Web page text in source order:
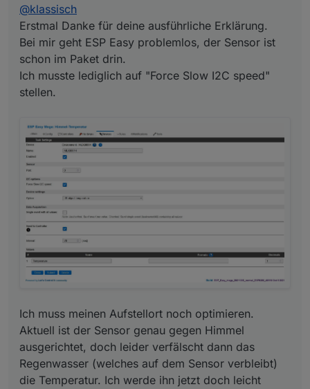
doch leider verfälscht dann das Regenwasser
(welches auf dem Sensor verbleibt) die Temperatur.
Ich werde ihn jetzt doch leicht schräg anbringen,
@klassisch
Erstmal Danke für deine ausführliche Erklärung.
Bei mir geht ESP Easy problemlos, der Sensor ist
schon im Paket drin.
Ich musste lediglich auf "Force Slow I2C speed"
stellen.
Ich muss meinen Aufstellort noch optimieren.
Aktuell ist der Sensor genau gegen Himmel
ausgerichtet, doch leider verfälscht dann das
Regenwasser (welches auf dem Sensor verbleibt)
die Temperatur. Ich werde ihn jetzt doch leicht